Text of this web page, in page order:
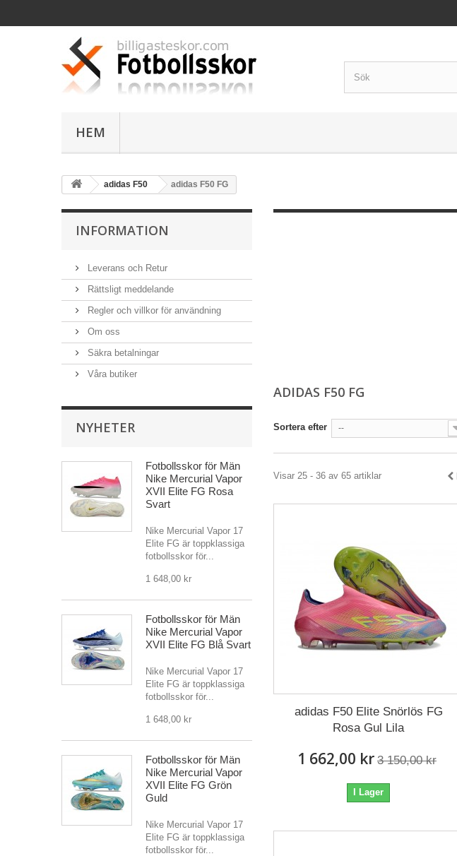
HEM
adidas F50 adidas F50 FG
INFORMATION
Leverans och Retur
Rättsligt meddelande
Regler och villkor för användning
Om oss
Säkra betalningar
Våra butiker
NYHETER
Fotbollsskor för Män
Nike Mercurial Vapor
XVII Elite FG Rosa
Svart
Nike Mercurial Vapor 17
Elite FG är toppklassiga
fotbollsskor för...
1 648,00 kr
Fotbollsskor för Män
Nike Mercurial Vapor
XVII Elite FG Blå Svart
Nike Mercurial Vapor 17
Elite FG är toppklassiga
fotbollsskor för...
1 648,00 kr
Fotbollsskor för Män
Nike Mercurial Vapor
XVII Elite FG Grön
Guld
Nike Mercurial Vapor 17
Elite FG är toppklassiga
fotbollsskor för...
ADIDAS F50 FG
Sortera efter --
Visar 25 - 36 av 65 artiklar
adidas F50 Elite Snörlös FG
Rosa Gul Lila
1 662,00 kr 3 150,00 kr
I Lager